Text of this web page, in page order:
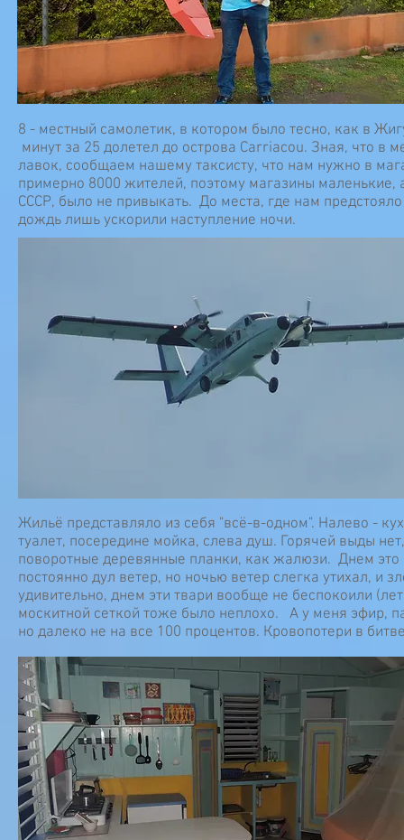
8 - местный самолетик, в котором было тесно, как в
минут за 25 долетел до острова Carriacou. Зная, что в
лавок, сообщаем нашему таксисту, что нам нужно в
примерно 8000 жителей, поэтому магазины
СССР, было не привыкать. До места, где нам
дождь лишь ускорили наступление ночи.
Жильё представляло из себя "всё-в-одном". Налево -
туалет, посередине мойка, слева душ. Горячей выды
поворотные деревянные планки, как жалюзи. Днем
постоянно дул ветер, но ночью ветер слегка утихал,
удивительно, днем эти твари вообще не беспокоили
москитной сеткой тоже было неплохо. А у меня эфир,
но далеко не на все 100 процентов. Кровопотери в